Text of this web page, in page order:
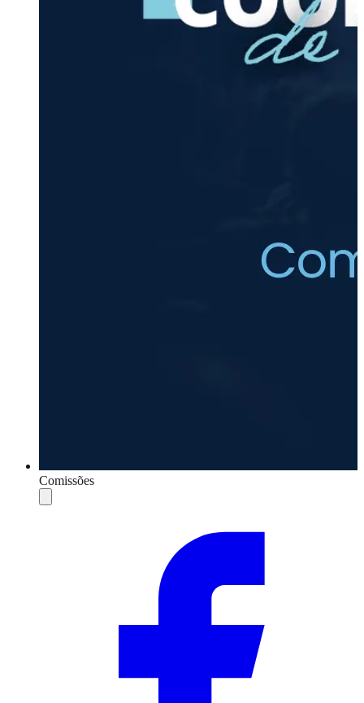
Comissões
Compartilhar